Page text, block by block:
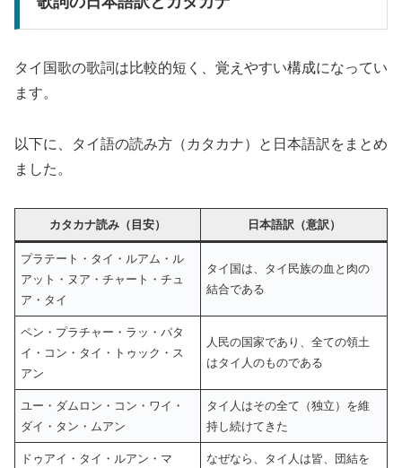
タイ国歌の歌詞は比較的短く、覚えやすい構成になってい
ます。
以下に、タイ語の読み方（カタカナ）と日本語訳をまとめ
ました。
カタカナ読み（目安） 日本語訳（意訳）
プラテート・タイ・ルアム・ル
アット・ヌア・チャート・チュ
ア・タイ
タイ国は、タイ民族の血と肉の
結合である
ペン・プラチャー・ラッ・パタ
イ・コン・タイ・トゥック・ス
アン
人民の国家であり、全ての領土
はタイ人のものである
ユー・ダムロン・コン・ワイ・
ダイ・タン・ムアン
タイ人はその全て（独立）を維
持し続けてきた
ドゥアイ・タイ・ルアン・マ
なぜなら、タイ人は皆、団結を